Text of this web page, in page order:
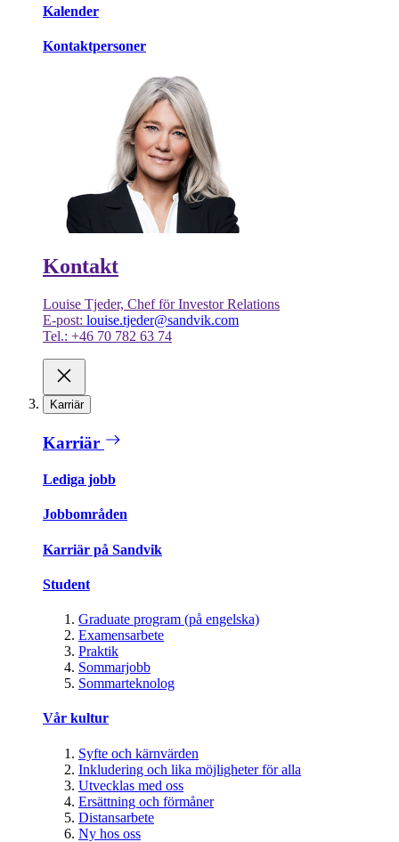
Kalender
Kontaktpersoner
Kontakt
Louise Tjeder, Chef för Investor Relations
E-post: louise.tjeder@sandvik.com
Tel.: +46 70 782 63 74
Karriär
Karriär
Lediga jobb
Jobbområden
Karriär på Sandvik
Student
Graduate program (på engelska)
Examensarbete
Praktik
Sommarjobb
Sommarteknolog
Vår kultur
Syfte och kärnvärden
Inkludering och lika möjligheter för alla
Utvecklas med oss
Ersättning och förmåner
Distansarbete
Ny hos oss